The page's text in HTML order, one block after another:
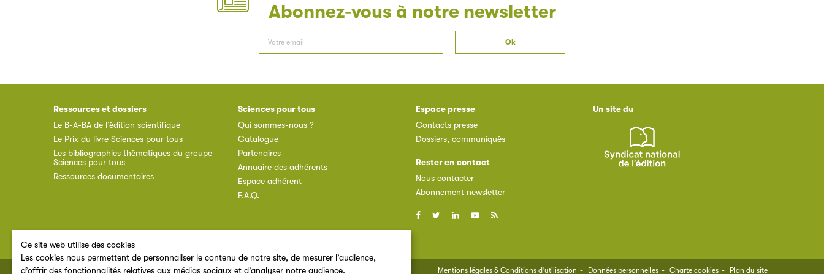
Ce site web utilise des cookies
Les cookies nous permettent de personnaliser le contenu de notre site, de mesurer l’audience,
d’offrir des fonctionnalités relatives aux médias sociaux et d’analyser notre audience.
Abonnez-vous à notre newsletter
Ressources et dossiers
Le B-A-BA de l’édition scientifique
Le Prix du livre Sciences pour tous
Les bibliographies thématiques du groupe
Sciences pour tous
Ressources documentaires
Sciences pour tous
Qui sommes-nous ?
Catalogue
Partenaires
Annuaire des adhérents
Espace adhérent
F.A.Q.
Espace presse
Contacts presse
Dossiers, communiqués
Rester en contact
Nous contacter
Abonnement newsletter
Un site du
Mentions légales & Conditions d’utilisation Données personnelles Charte cookies Plan du site
© 2026 SNE